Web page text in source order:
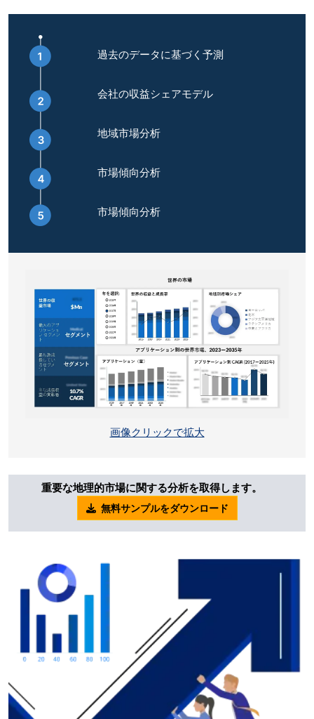
過去のデータに基づく予測
会社の収益シェアモデル
地域市場分析
市場傾向分析
市場傾向分析
画像クリックで拡大
重要な地理的市場に関する分析を取得します。
無料サンプルをダウンロード